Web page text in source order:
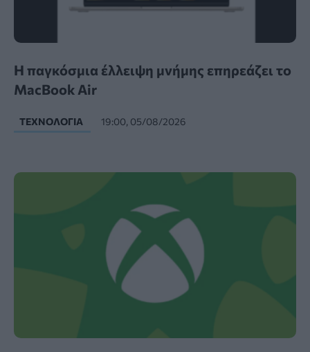
Η παγκόσμια έλλειψη μνήμης επηρεάζει το
MacBook Air
ΤΕΧΝΟΛΟΓΊΑ 19:00, 05/08/2026